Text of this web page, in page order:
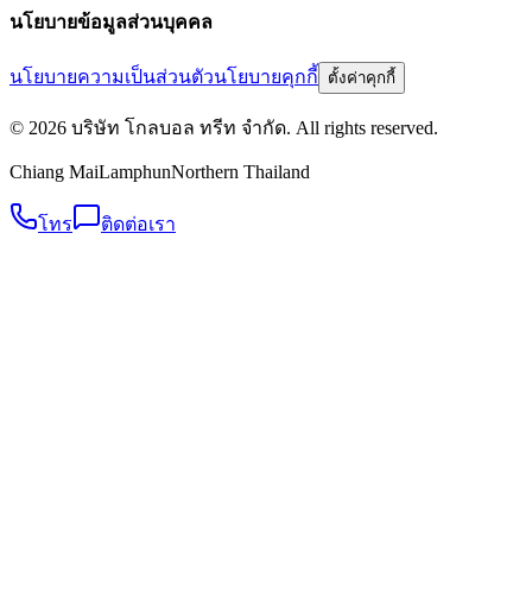
นโยบายข้อมูลส่วนบุคคล
นโยบายความเป็นส่วนตัวนโยบายคุกกี้ ตั้งค่าคุกกี้
© 2026 บริษัท โกลบอล ทรีท จำกัด. All rights reserved.
Chiang MaiLamphunNorthern Thailand
โทร ติดต่อเรา